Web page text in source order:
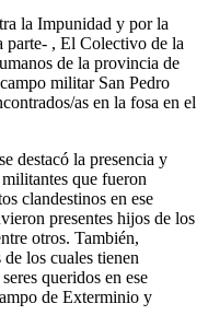
la Impunidad y por la
parte- , El Colectivo de la
de la provincia de
militar San Pedro
as en la fosa en el
destacó la presencia y
que fueron
clandestinos en ese
presentes hijos de los
otros. También,
los cuales tienen
queridos en ese
de Exterminio y